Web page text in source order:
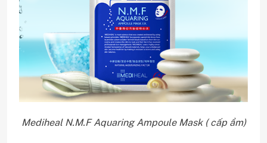
Mediheal N.M.F Aquaring Ampoule Mask ( cấp ẩm)